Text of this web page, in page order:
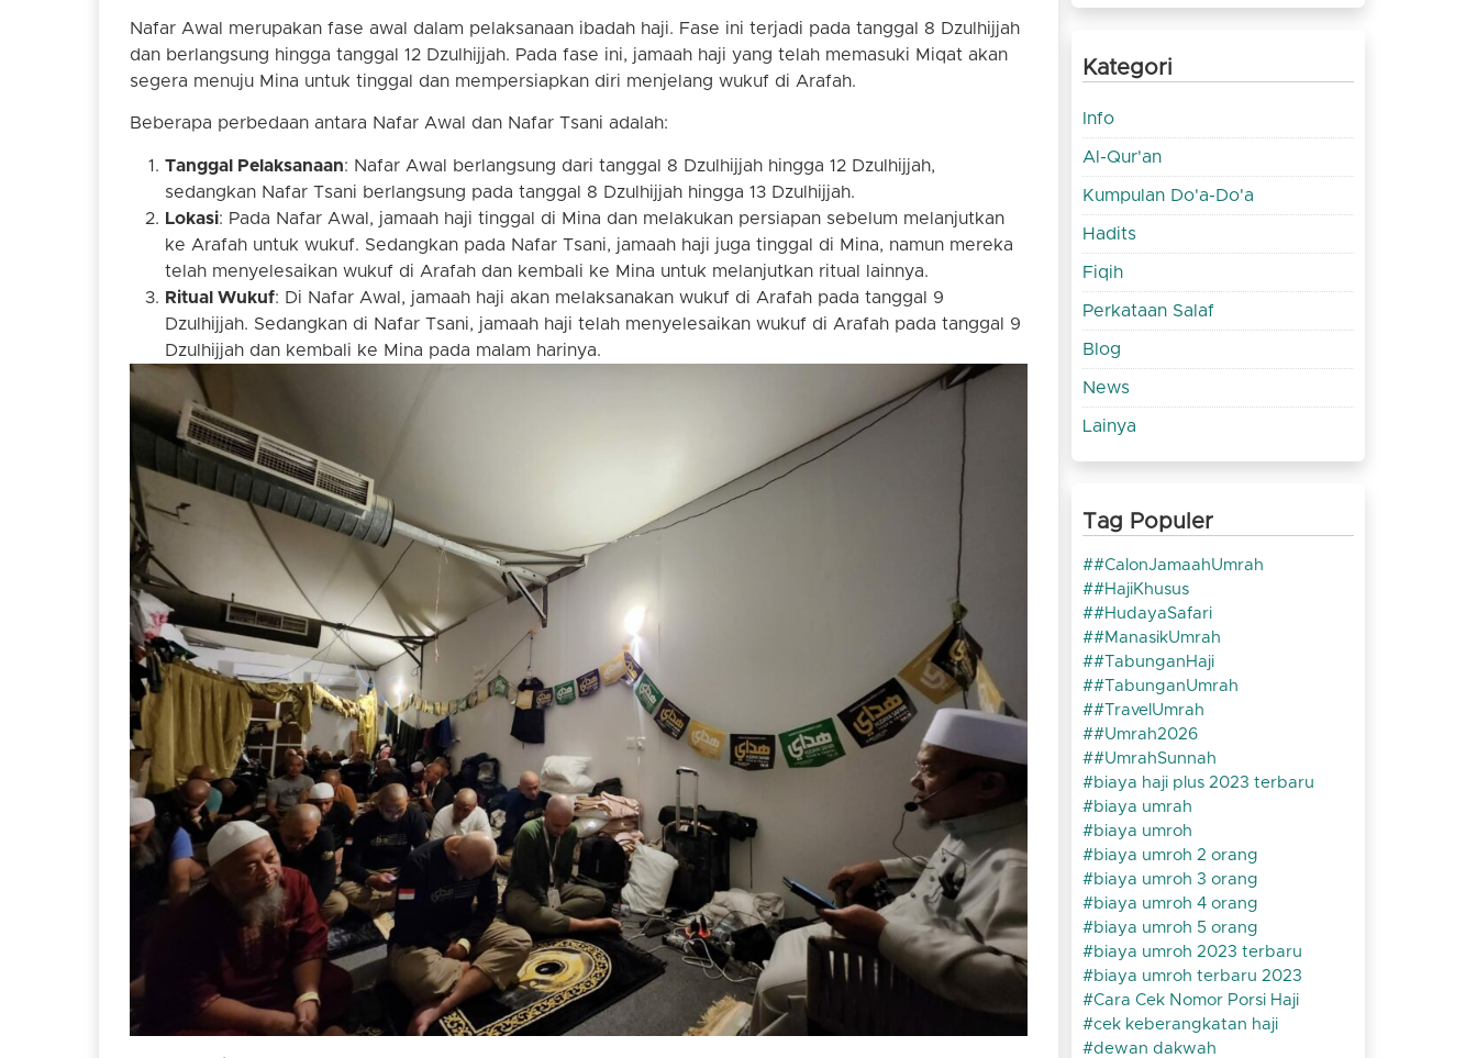
Nafar Awal merupakan fase awal dalam pelaksanaan ibadah haji. Fase ini terjadi pada tanggal 8 Dzulhijjah
dan berlangsung hingga tanggal 12 Dzulhijjah. Pada fase ini, jamaah haji yang telah memasuki Miqat akan
segera menuju Mina untuk tinggal dan mempersiapkan diri menjelang wukuf di Arafah.
Beberapa perbedaan antara Nafar Awal dan Nafar Tsani adalah:
Tanggal Pelaksanaan: Nafar Awal berlangsung dari tanggal 8 Dzulhijjah hingga 12 Dzulhijjah,
sedangkan Nafar Tsani berlangsung pada tanggal 8 Dzulhijjah hingga 13 Dzulhijjah.
Lokasi: Pada Nafar Awal, jamaah haji tinggal di Mina dan melakukan persiapan sebelum melanjutkan
ke Arafah untuk wukuf. Sedangkan pada Nafar Tsani, jamaah haji juga tinggal di Mina, namun mereka
telah menyelesaikan wukuf di Arafah dan kembali ke Mina untuk melanjutkan ritual lainnya.
Ritual Wukuf: Di Nafar Awal, jamaah haji akan melaksanakan wukuf di Arafah pada tanggal 9
Dzulhijjah. Sedangkan di Nafar Tsani, jamaah haji telah menyelesaikan wukuf di Arafah pada tanggal 9
Dzulhijjah dan kembali ke Mina pada malam harinya.
Kategori
Info
Al-Qur'an
Kumpulan Do'a-Do'a
Hadits
Fiqih
Perkataan Salaf
Blog
News
Lainya
Tag Populer
#CalonJamaahUmrah
#HajiKhusus
#HudayaSafari
#ManasikUmrah
#TabunganHaji
#TabunganUmrah
#TravelUmrah
#Umrah2026
#UmrahSunnah
biaya haji plus 2023 terbaru
biaya umrah
biaya umroh
biaya umroh 2 orang
biaya umroh 3 orang
biaya umroh 4 orang
biaya umroh 5 orang
biaya umroh 2023 terbaru
biaya umroh terbaru 2023
Cara Cek Nomor Porsi Haji
cek keberangkatan haji
dewan dakwah